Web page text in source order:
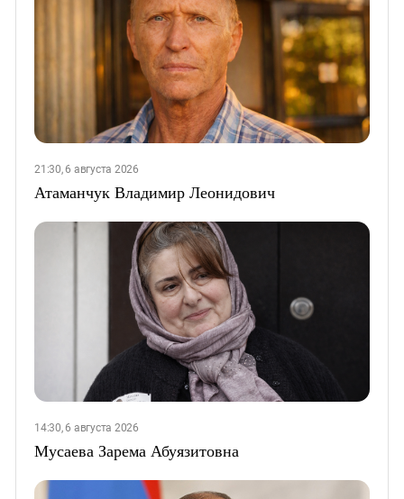
21:30, 6 августа 2026
Атаманчук Владимир Леонидович
14:30, 6 августа 2026
Мусаева Зарема Абуязитовна